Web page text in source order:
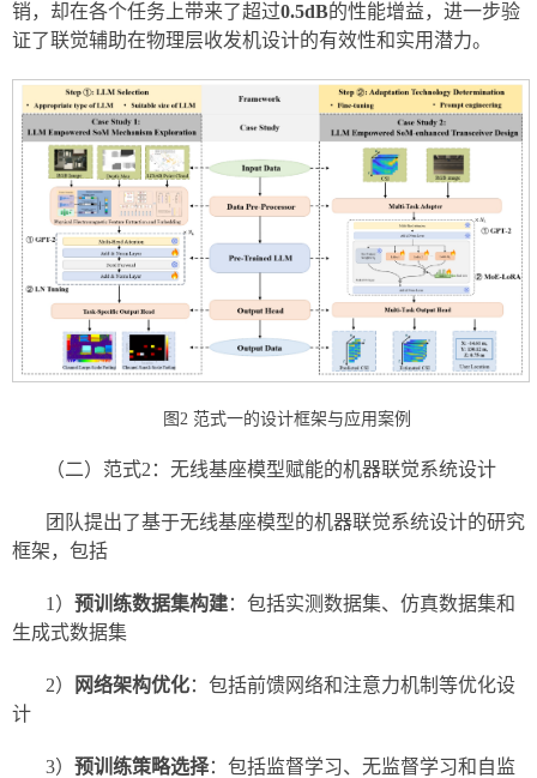
销，却在各个任务上带来了超过0.5dB的性能增益，进一步验
证了联觉辅助在物理层收发机设计的有效性和实用潜力。
图2 范式一的设计框架与应用案例
（二）范式2：无线基座模型赋能的机器联觉系统设计
团队提出了基于无线基座模型的机器联觉系统设计的研究
框架，包括
1） 预训练数据集构建：包括实测数据集、仿真数据集和
生成式数据集
2） 网络架构优化：包括前馈网络和注意力机制等优化设
计
3） 预训练策略选择：包括监督学习、无监督学习和自监